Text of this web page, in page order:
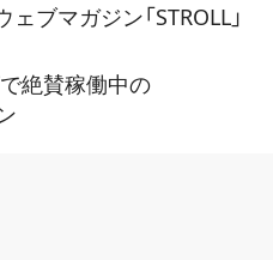
ブマガジン「STROLL」
で絶賛稼働中の